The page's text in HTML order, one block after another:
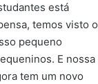
está
temos visto o
pequeno
E nossa
tem um novo